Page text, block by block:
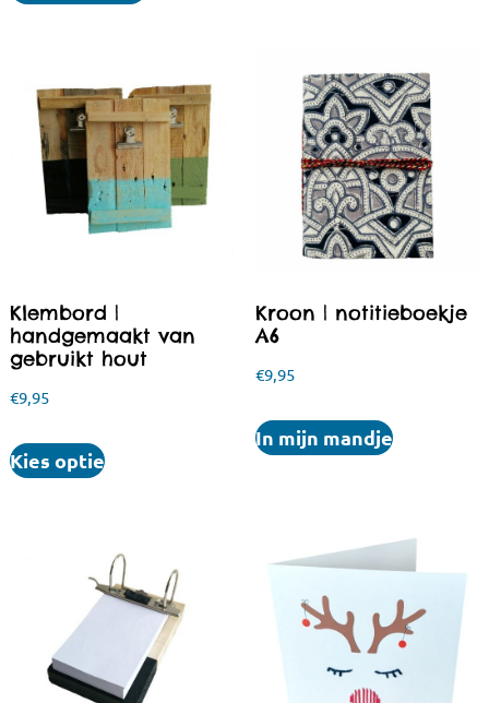
Klembord |
handgemaakt van
gebruikt hout
€9,95
Kies optie
Kroon | notitieboekje
A6
€9,95
In mijn mandje